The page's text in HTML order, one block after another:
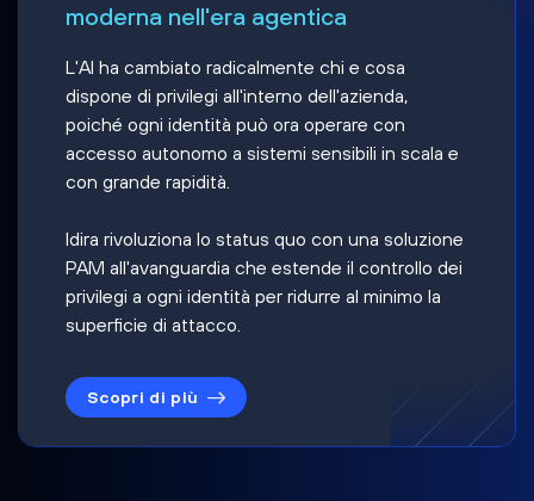
moderna nell'era agentica
L'AI ha cambiato radicalmente chi e cosa
dispone di privilegi all'interno dell'azienda,
poiché ogni identità può ora operare con
accesso autonomo a sistemi sensibili in scala e
con grande rapidità.
Idira rivoluziona lo status quo con una soluzione
PAM all'avanguardia che estende il controllo dei
privilegi a ogni identità per ridurre al minimo la
superficie di attacco.
Scopri di più